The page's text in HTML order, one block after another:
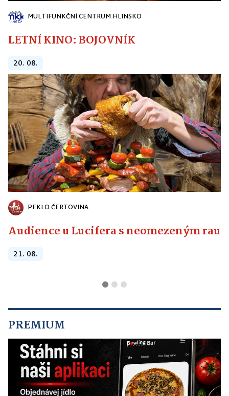
MULTIFUNKČNÍ CENTRUM HLINSKO
LETNÍ KINO: BOJOVNÍK
20. 08.
PEKLO ČERTOVINA
Audience u Lucifera s neomezeným
21. 08.
PREMIUM